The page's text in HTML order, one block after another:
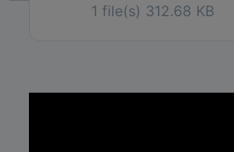
1 file(s) 312.68 KB